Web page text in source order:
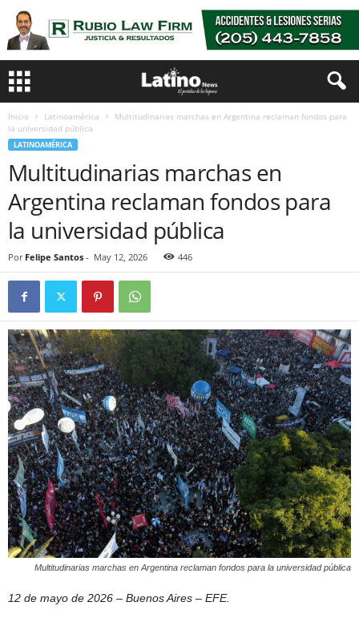
Inicio Latinoamérica
Multitudinarias marchas en Argentina reclaman fondos para
la universidad pública
LATINOAMÉRICA
Multitudinarias marchas en
Argentina reclaman fondos para
la universidad pública
Por Felipe Santos - May 12, 2026 446
Multitudinarias marchas en Argentina reclaman fondos para la universidad pública
12 de mayo de 2026 – Buenos Aires – EFE.